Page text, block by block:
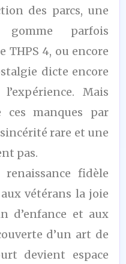
des parcs, une
parfois
THPS 4, ou encore
dicte encore
Mais
ces manques par
rare et une
pas.
fidèle
vétérans la joie
d’enfance et aux
d’un art de
devient espace